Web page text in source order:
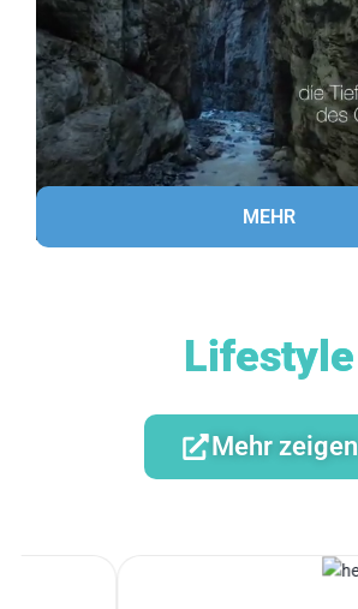
MEHR
Lifestyle
Mehr zeigen